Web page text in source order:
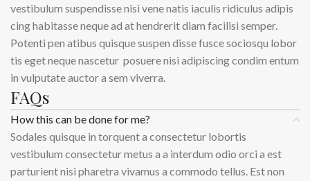
vestibulum suspendisse nisi vene natis iaculis ridiculus adipis
cing habitasse neque ad at hendrerit diam facilisi semper.
Potenti pen atibus quisque suspen disse fusce sociosqu lobor
tis eget neque nascetur posuere nisi adipiscing condim entum
in vulputate auctor a sem viverra.
FAQs
How this can be done for me?
Sodales quisque in torquent a consectetur lobortis
vestibulum consectetur metus a a interdum odio orci a est
parturient nisi pharetra vivamus a commodo tellus. Est non